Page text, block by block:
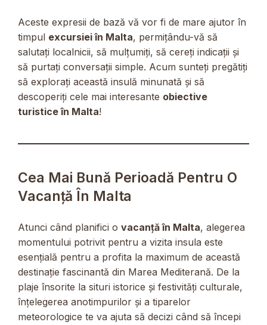
Aceste expresii de bază vă vor fi de mare ajutor în
timpul excursiei în Malta, permițându-vă să
salutați localnicii, să mulțumiți, să cereți indicații și
să purtați conversații simple. Acum sunteți pregătiți
să explorați această insulă minunată și să
descoperiți cele mai interesante obiective
turistice în Malta!
Cea Mai Bună Perioadă Pentru O
Vacanță În Malta
Atunci când planifici o vacanță în Malta, alegerea
momentului potrivit pentru a vizita insula este
esențială pentru a profita la maximum de această
destinație fascinantă din Marea Mediterană. De la
plaje însorite la situri istorice și festivități culturale,
înțelegerea anotimpurilor și a tiparelor
meteorologice te va ajuta să decizi când să începi